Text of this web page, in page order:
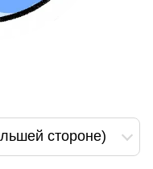
стороне)